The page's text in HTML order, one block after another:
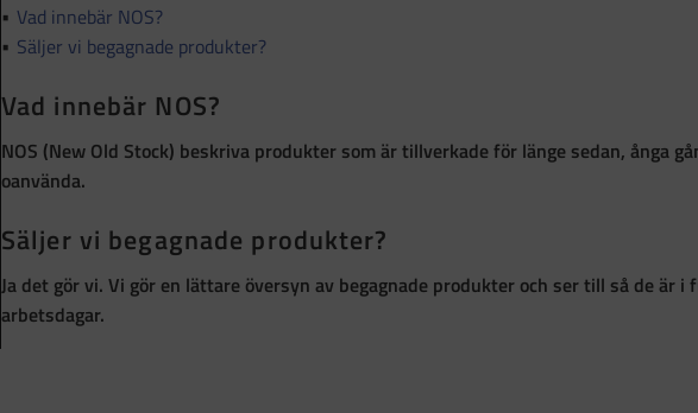
Vad innebär NOS?
Säljer vi begagnade produkter?
Vad innebär NOS?
NOS (New Old Stock) beskriva produkter som ärtillverkade för länge sedan, ånga
oanvända.
Säljer vi begagnade produkter?
Ja det gör vi. Vi gör en lättare översyn av begagnade produkter och ser till så de
arbetsdagar.